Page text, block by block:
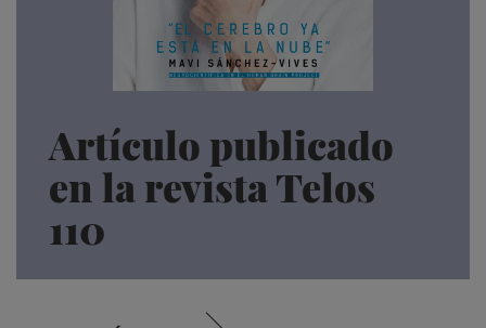
Artículo publicado
en la revista Telos
110